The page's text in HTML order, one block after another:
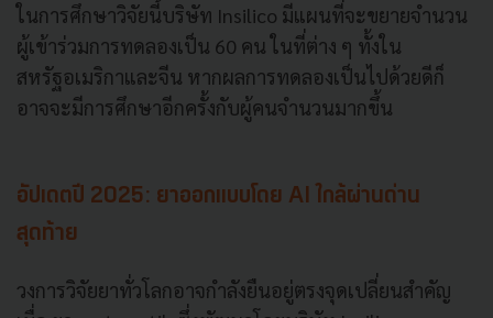
ในการศึกษาวิจัยนี้บริษัท Insilico มีแผนที่จะขยายจำนวน
ผู้เข้าร่วมการทดลองเป็น 60 คน ในที่ต่าง ๆ ทั้งใน
สหรัฐอเมริกาและจีน หากผลการทดลองเป็นไปด้วยดีก็
อาจจะมีการศึกษาอีกครั้งกับผู้คนจำนวนมากขึ้น
อัปเดตปี 2025: ยาออกแบบโดย AI ใกล้ผ่านด่าน
สุดท้าย
วงการวิจัยยาทั่วโลกอาจกำลังยืนอยู่ตรงจุดเปลี่ยนสำคัญ